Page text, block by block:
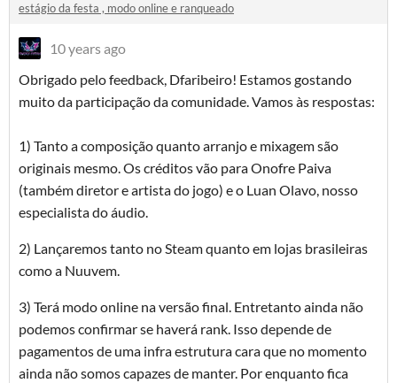
estágio da festa , modo online e ranqueado
10 years ago
Obrigado pelo feedback, Dfaribeiro! Estamos gostando
muito da participação da comunidade. Vamos às respostas:
1) Tanto a composição quanto arranjo e mixagem são
originais mesmo. Os créditos vão para Onofre Paiva
(também diretor e artista do jogo) e o Luan Olavo, nosso
especialista do áudio.
2) Lançaremos tanto no Steam quanto em lojas brasileiras
como a Nuuvem.
3) Terá modo online na versão final. Entretanto ainda não
podemos confirmar se haverá rank. Isso depende de
pagamentos de uma infra estrutura cara que no momento
ainda não somos capazes de manter. Por enquanto fica